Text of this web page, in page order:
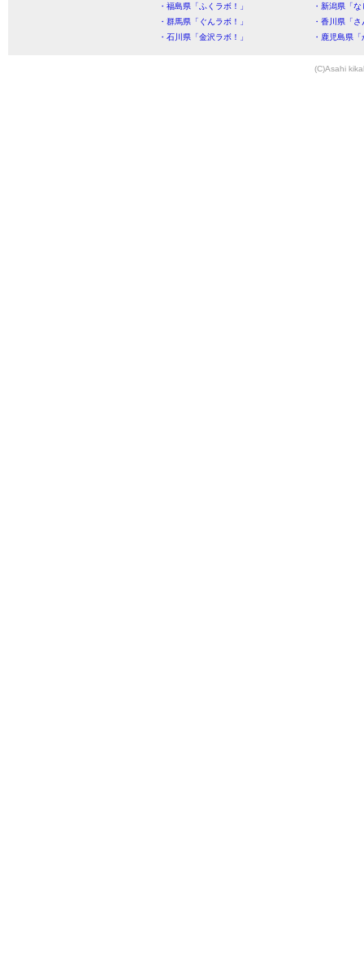
・福島県「ふくラボ！」
・新潟県「
・群馬県「ぐんラボ！」
・香川県「
・石川県「金沢ラボ！」
・鹿児島県
(C)Asahi